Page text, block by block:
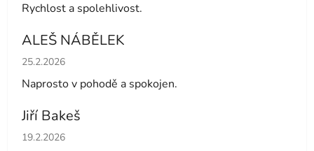
Rychlost a spolehlivost.
ALEŠ NÁBĚLEK
Hodnocení obchodu je 5 z 5 hvězdiček.
25.2.2026
Naprosto v pohodě a spokojen.
Jiří Bakeš
Hodnocení obchodu je 5 z 5 hvězdiček.
19.2.2026